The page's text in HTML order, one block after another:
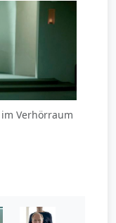
Verhörraum